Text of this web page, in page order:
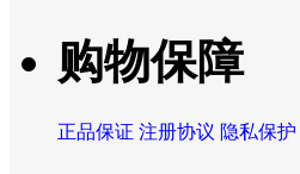
购物保障
正品保证 注册协议 隐私保护